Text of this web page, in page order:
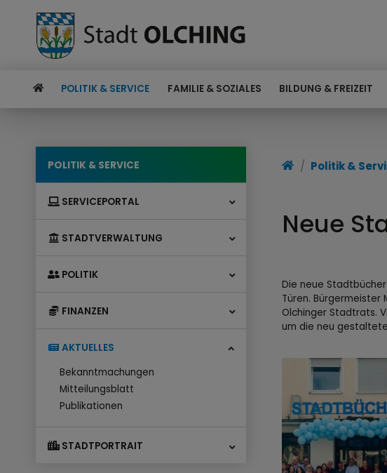
POLITIK & SERVICE FAMILIE & SOZIALES BILDUNG & FREIZEIT
POLITIK & SERVICE
SERVICEPORTAL
STADTVERWALTUNG
POLITIK
FINANZEN
AKTUELLES
Bekanntmachungen
Mitteilungsblatt
Publikationen
STADTPORTRAIT
Politik &
Neue
Die neue
Türen. Bürgermeister
Olchinger Stadtrats.
um die neu